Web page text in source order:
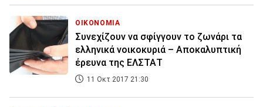
ΟΙΚΟΝΟΜΙΑ
Συνεχίζουν να σφίγγουν το ζωνάρι τα
ελληνικά νοικοκυριά – Αποκαλυπτική
έρευνα της ΕΛΣΤΑΤ
11 Οκτ 2017 21:30